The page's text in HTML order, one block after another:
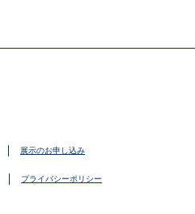
展示のお申し込み
プライバシーポリシー